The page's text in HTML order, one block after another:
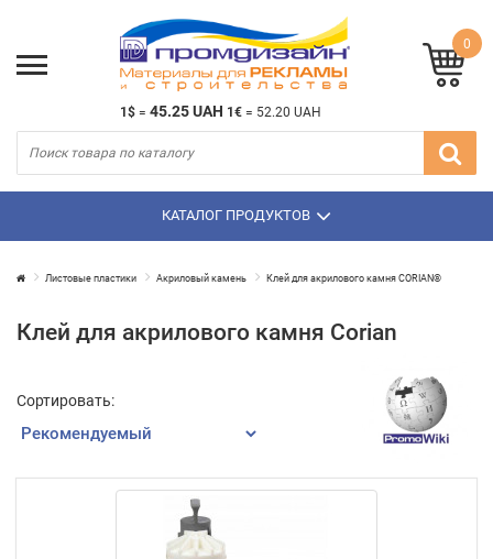
1$ = 45.25 UAH 1€ = 52.20 UAH
0
КАТАЛОГ ПРОДУКТОВ
Листовые пластики Акриловый камень Клей для акрилового камня CORIAN®
Клей для акрилового камня Corian
Сортировать: